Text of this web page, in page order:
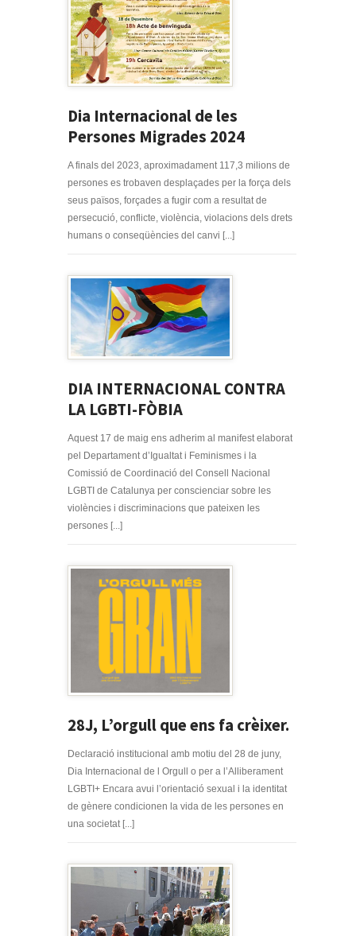
Dia Internacional de les
Persones Migrades 2024
A finals del 2023, aproximadament 117,3 milions de
persones es trobaven desplaçades per la força dels
seus països, forçades a fugir com a resultat de
persecució, conflicte, violència, violacions dels drets
humans o conseqüències del canvi [...]
DIA INTERNACIONAL CONTRA
LA LGBTI-FÒBIA
Aquest 17 de maig ens adherim al manifest elaborat
pel Departament d’Igualtat i Feminismes i la
Comissió de Coordinació del Consell Nacional
LGBTI de Catalunya per conscienciar sobre les
violències i discriminacions que pateixen les
persones [...]
28J, L’orgull que ens fa crèixer.
Declaració institucional amb motiu del 28 de juny,
Dia Internacional de l Orgull o per a l’Alliberament
LGBTI+ Encara avui l’orientació sexual i la identitat
de gènere condicionen la vida de les persones en
una societat [...]